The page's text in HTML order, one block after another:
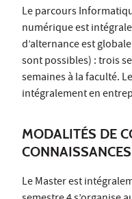
Le parcours
numérique est
d’alternance est
sont possibles) : trois
semaines à la faculté.
intégralement en
MODALITÉS DE
CONNAISSANCES
Le Master est